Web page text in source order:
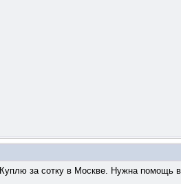
Куплю за сотку в Москве. Нужна помощь